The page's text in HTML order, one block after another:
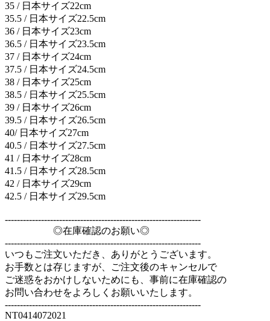
35 / 日本サイズ22cm
35.5 / 日本サイズ22.5cm
36 / 日本サイズ23cm
36.5 / 日本サイズ23.5cm
37 / 日本サイズ24cm
37.5 / 日本サイズ24.5cm
38 / 日本サイズ25cm
38.5 / 日本サイズ25.5cm
39 / 日本サイズ26cm
39.5 / 日本サイズ26.5cm
40/ 日本サイズ27cm
40.5 / 日本サイズ27.5cm
41 / 日本サイズ28cm
41.5 / 日本サイズ28.5cm
42 / 日本サイズ29cm
42.5 / 日本サイズ29.5cm
-----------------------------------------------------------------
◎在庫確認のお願い◎
-----------------------------------------------------------------
いつもご注文いただき、ありがとうございます。
お手数とは存じますが、ご注文後のキャンセルで
ご迷惑をおかけしないためにも、事前に在庫確認の
お問い合わせをよろしくお願いいたします。
-----------------------------------------------------------------
NT0414072021